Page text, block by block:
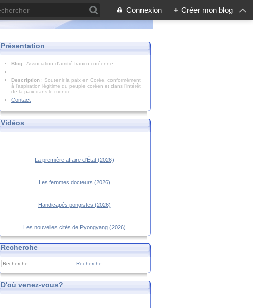
Connexion + Créer mon blog
Présentation
Blog : Association d'amitié franco-coréenne
Description : Soutenir la paix en Corée, conformément
à l'aspiration légitime du peuple coréen et dans l’intérêt
de la paix dans le monde
Contact
Vidéos
La première affaire d'État (2026)
Les femmes docteurs (2026)
Handicapés pongistes (2026)
Les nouvelles cités de Pyongyang (2026)
Recherche
D'où venez-vous?